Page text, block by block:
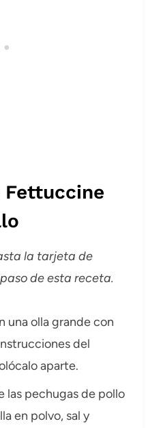
Fettuccine
la tarjeta de
de esta receta.
una olla grande con
del
aparte.
las pechugas de pollo
en polvo, sal y